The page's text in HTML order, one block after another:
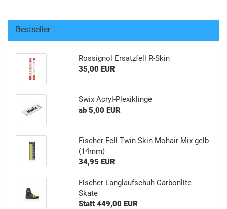
Bestseller
Rossignol Ersatzfell R-Skin
35,00 EUR
Swix Acryl-Plexiklinge
ab 5,00 EUR
Fischer Fell Twin Skin Mohair Mix gelb
(14mm)
34,95 EUR
Fischer Langlaufschuh Carbonlite
Skate
Statt 449,00 EUR